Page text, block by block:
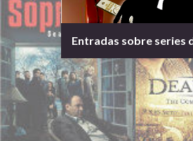
Entradas sobre series